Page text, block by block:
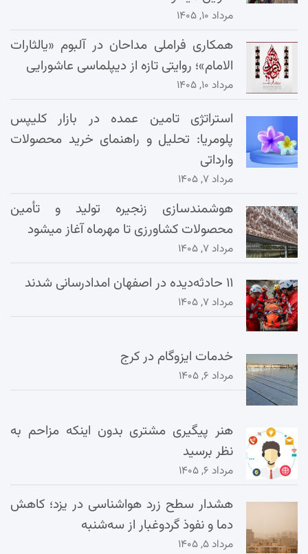
مرداد ۱۰, ۱۴۰۵
همکاری فراملی مداحان در آلبوم «یالثارات
الامام»؛ روایتی تازه از دیپلماسی عاشورایی
مرداد ۱۰, ۱۴۰۵
استراتژی تامین عمده در بازار کلیپس
پلومریا: تحلیل و راهنمای خرید محصولات
وارداتی
مرداد ۷, ۱۴۰۵
هوشمندسازی زنجیره تولید و تأمین
محصولات کشاورزی تا مهرماه آغاز میشود
مرداد ۷, ۱۴۰۵
۱۱ حادثه‌دیده در اصفهان امدادرسانی شدند
مرداد ۷, ۱۴۰۵
خدمات ایزوگام در کرج
مرداد ۶, ۱۴۰۵
هنر پیگیری مشتری بدون اینکه مزاحم به
نظر برسید
مرداد ۶, ۱۴۰۵
هشدار سطح زرد هواشناسی در یزد؛ کاهش
دما و نفوذ گردوغبار از سه‌شنبه
مرداد ۵, ۱۴۰۵